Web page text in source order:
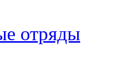
отряды